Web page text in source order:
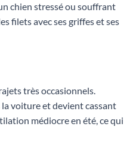
chien stressé ou souffrant
filets avec ses griffes et ses
très occasionnels.
voiture et devient cassant
médiocre en été, ce qui